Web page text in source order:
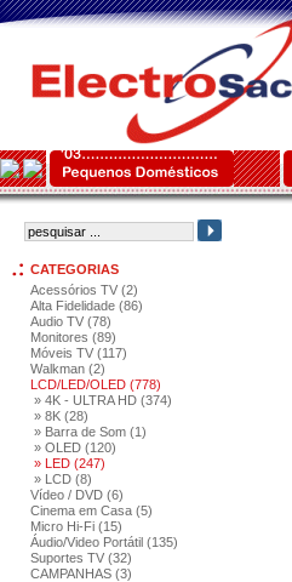
CATEGORIAS
Acessórios TV (2)
Alta Fidelidade (86)
Audio TV (78)
Monitores (89)
Móveis TV (117)
Walkman (2)
LCD/LED/OLED (778)
» 4K - ULTRA HD (374)
» 8K (28)
» Barra de Som (1)
» OLED (120)
» LED (247)
» LCD (8)
Vídeo / DVD (6)
Cinema em Casa (5)
Micro Hi-Fi (15)
Áudio/Video Portátil (135)
Suportes TV (32)
CAMPANHAS (3)